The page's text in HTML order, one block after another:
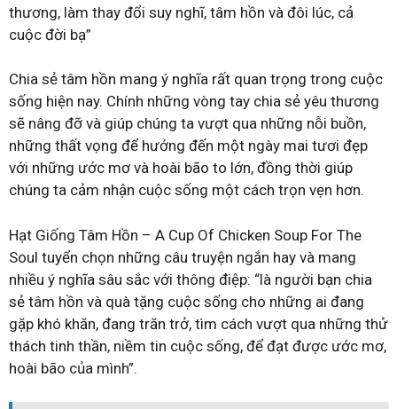
thương, làm thay đổi suy nghĩ, tâm hồn và đôi lúc, cả
cuộc đời bạ”
Chia sẻ tâm hồn mang ý nghĩa rất quan trọng trong cuộc
sống hiện nay. Chính những vòng tay chia sẻ yêu thương
sẽ nâng đỡ và giúp chúng ta vượt qua những nỗi buồn,
những thất vọng để hướng đến một ngày mai tươi đẹp
với những ước mơ và hoài bão to lớn, đồng thời giúp
chúng ta cảm nhận cuộc sống một cách trọn vẹn hơn.
Hạt Giống Tâm Hồn – A Cup Of Chicken Soup For The
Soul tuyển chọn những câu truyện ngắn hay và mang
nhiều ý nghĩa sâu sắc với thông điệp: “là người bạn chia
sẻ tâm hồn và quà tặng cuộc sống cho những ai đang
gặp khó khăn, đang trăn trở, tìm cách vượt qua những thử
thách tinh thần, niềm tin cuộc sống, để đạt được ước mơ,
hoài bão của mình”.